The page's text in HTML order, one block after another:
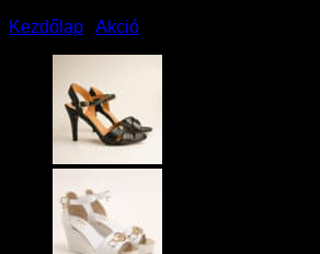
Kezdőlap
Akció